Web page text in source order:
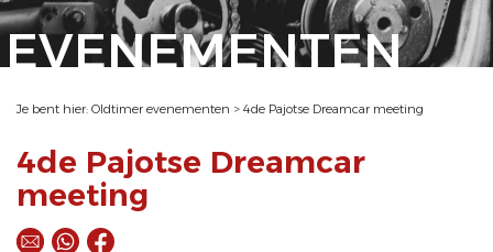
EVENEMENTEN
Je bent hier: Oldtimer evenementen > 4de Pajotse Dreamcar meeting
4de Pajotse Dreamcar
meeting